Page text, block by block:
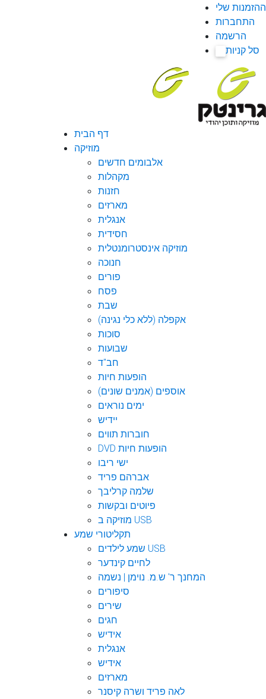
ההזמנות שלי
התחברות
הרשמה
סל קניות
דף הבית
מוזיקה
אלבומים חדשים
מקהלות
חזנות
מארזים
אנגלית
חסידית
מוזיקה אינסטרומנטלית
חנוכה
פורים
פסח
שבת
אקפלה (ללא כלי נגינה)
סוכות
שבועות
חב"ד
הופעות חיות
אוספים (אמנים שונים)
ימים נוראים
יידיש
חוברות תווים
DVD הופעות חיות
ישי ריבו
אברהם פריד
שלמה קרליבך
פיוטים ובקשות
מוזיקה ב USB
תקליטורי שמע
שמע לילדים USB
לחיים קינדער
המחנך ר' ש.מ. נוימן | נשמה
סיפורים
שירים
חגים
אידיש
אנגלית
אידיש
מארזים
לאה פריד ושרה קיסנר